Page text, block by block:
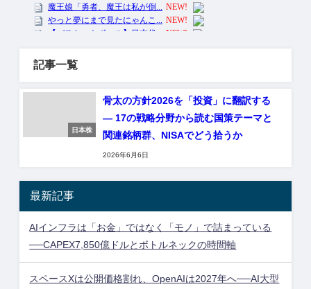
記事一覧
日本株
骨太の方針2026を「投資」に翻訳する
― 17の戦略分野から読む国策テーマと
関連銘柄群、NISAでどう拾うか
2026年6月6日
最新記事
AIインフラは「お金」ではなく「モノ」で詰まっている
──CAPEX7,850億ドルとボトルネックの時間軸
スペースXは公開価格割れ、OpenAIは2027年へ──AI大型